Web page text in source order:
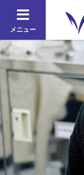
メニュー